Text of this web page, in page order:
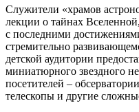
Служители «храмов
лекции о тайнах
с последними
стремительно
детской аудитории
миниатюрного звездного
посетителей –
телескопы и другие